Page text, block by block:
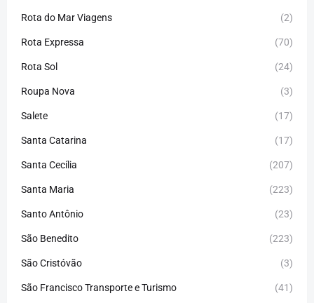
Rota do Mar Viagens (2)
Rota Expressa (70)
Rota Sol (24)
Roupa Nova (3)
Salete (17)
Santa Catarina (17)
Santa Cecília (207)
Santa Maria (223)
Santo Antônio (23)
São Benedito (223)
São Cristóvão (3)
São Francisco Transporte e Turismo (41)